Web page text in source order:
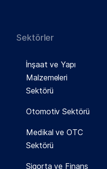
Sektörler
İnşaat ve Yapı
Malzemeleri
Sektörü
Otomotiv Sektörü
Medikal ve OTC
Sektörü
Sigorta ve Finans